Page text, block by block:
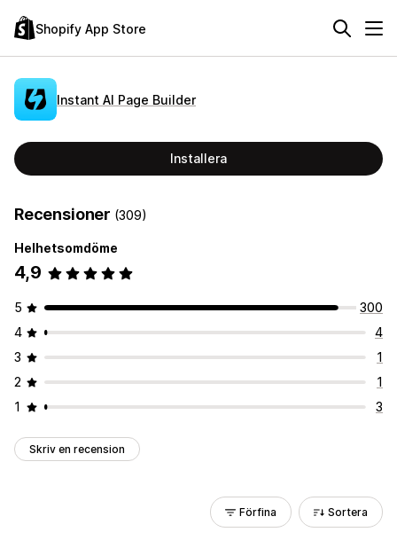
Shopify App Store
Instant AI Page Builder
Installera
Recensioner (309)
Helhetsomdöme
4,9
5
300
4
4
3
1
2
1
1
3
Skriv en recension
Förfina Sortera